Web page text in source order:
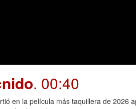
. 00:40
en la película más taquillera de 2026